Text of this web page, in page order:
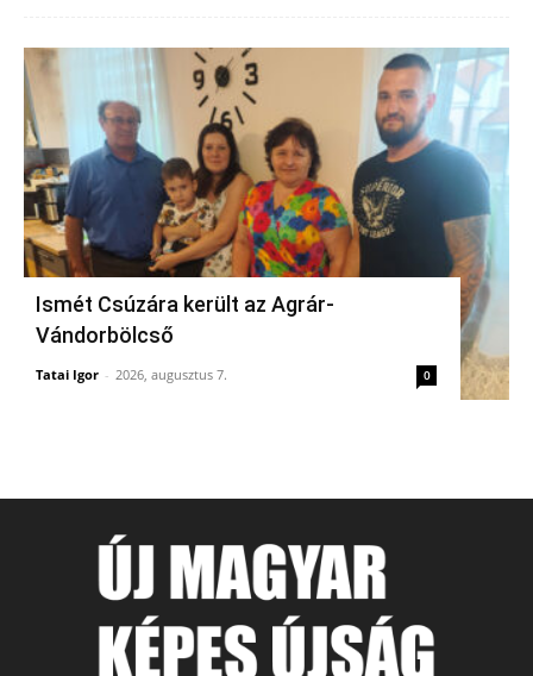
Ismét Csúzára került az Agrár-
Vándorbölcső
Tatai Igor - 2026, augusztus 7. 0